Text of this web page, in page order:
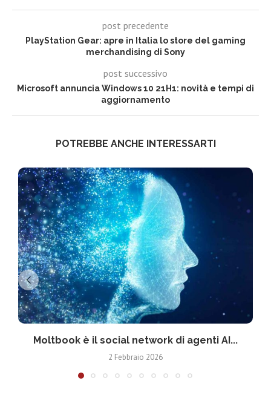
post precedente
PlayStation Gear: apre in Italia lo store del gaming
merchandising di Sony
post successivo
Microsoft annuncia Windows 10 21H1: novità e tempi di
aggiornamento
POTREBBE ANCHE INTERESSARTI
Moltbook è il social network di agenti AI...
2 Febbraio 2026